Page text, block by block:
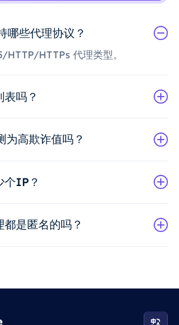
些代理协议？
HTTP/HTTPs 代理类型。
吗？
高欺诈值吗？
个IP？
是匿名的吗？